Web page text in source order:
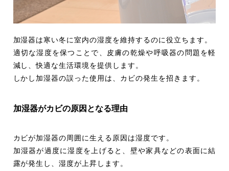
加湿器は寒い冬に室内の湿度を維持するのに役立ちます。
適切な湿度を保つことで、皮膚の乾燥や呼吸器の問題を軽
減し、快適な生活環境を提供します。
しかし加湿器の誤った使用は、カビの発生を招きます。
加湿器がカビの原因となる理由
カビが加湿器の周囲に生える原因は湿度です。
加湿器が過度に湿度を上げると、壁や家具などの表面に結
露が発生し、湿度が上昇します。